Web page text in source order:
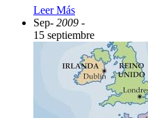
Leer Más
Sep- 2009 -
15 septiembre